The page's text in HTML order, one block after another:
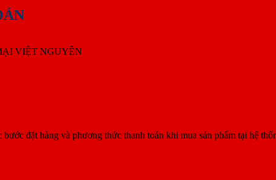
VIỆT NGUYÊN
đặt hàng và phương thức thanh toán khi mua sản phẩm tại hệ